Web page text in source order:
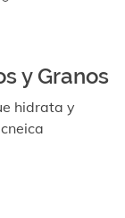
y Granos
hidrata y